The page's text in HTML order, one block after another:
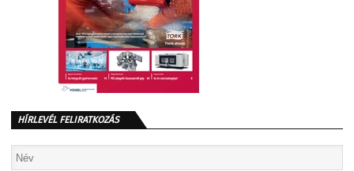
HÍRLEVÉL FELIRATKOZÁS